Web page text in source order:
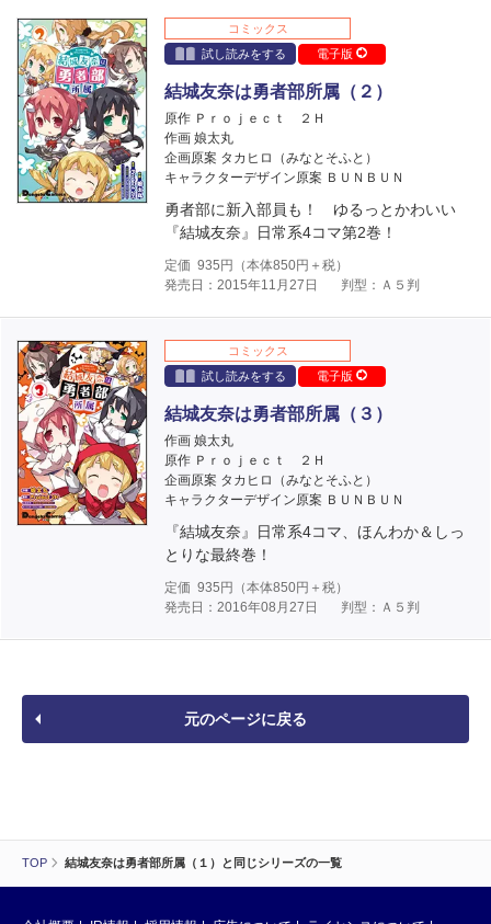
TOP 結城友奈は勇者部所属（１）と同じシリーズの一覧
コミックス
試し読みをする
電子版
結城友奈は勇者部所属（２）
原作 Ｐｒｏｊｅｃｔ ２Ｈ
作画 娘太丸
企画原案 タカヒロ（みなとそふと）
キャラクターデザイン原案 ＢＵＮＢＵＮ
勇者部に新入部員も！ ゆるっとかわいい
『結城友奈』日常系4コマ第2巻！
定価 935 円（本体850円＋税）
発売日：2015年11月27日
判型：Ａ５判
コミックス
試し読みをする
電子版
結城友奈は勇者部所属（３）
作画 娘太丸
原作 Ｐｒｏｊｅｃｔ ２Ｈ
企画原案 タカヒロ（みなとそふと）
キャラクターデザイン原案 ＢＵＮＢＵＮ
『結城友奈』日常系4コマ、ほんわか＆しっ
とりな最終巻！
定価 935 円（本体850円＋税）
発売日：2016年08月27日
判型：Ａ５判
元のページに戻る